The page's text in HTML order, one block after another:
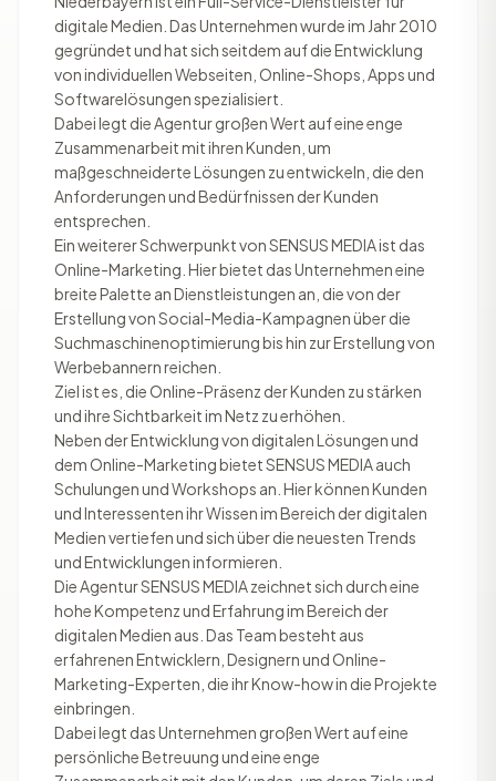
digitale Medien. Das Unternehmen wurde im Jahr 2010
gegründet und hat sich seitdem auf die Entwicklung
von individuellen Webseiten, Online-Shops, Apps und
Softwarelösungen spezialisiert.
Dabei legt die Agentur großen Wert auf eine enge
Zusammenarbeit mit ihren Kunden, um
maßgeschneiderte Lösungen zu entwickeln, die den
Anforderungen und Bedürfnissen der Kunden
entsprechen.
Ein weiterer Schwerpunkt von SENSUS MEDIA ist das
Online-Marketing. Hier bietet das Unternehmen eine
breite Palette an Dienstleistungen an, die von der
Erstellung von Social-Media-Kampagnen über die
Suchmaschinenoptimierung bis hin zur Erstellung von
Werbebannern reichen.
Ziel ist es, die Online-Präsenz der Kunden zu stärken
und ihre Sichtbarkeit im Netz zu erhöhen.
Neben der Entwicklung von digitalen Lösungen und
dem Online-Marketing bietet SENSUS MEDIA auch
Schulungen und Workshops an. Hier können Kunden
und Interessenten ihr Wissen im Bereich der digitalen
Medien vertiefen und sich über die neuesten Trends
und Entwicklungen informieren.
Die Agentur SENSUS MEDIA zeichnet sich durch eine
hohe Kompetenz und Erfahrung im Bereich der
digitalen Medien aus. Das Team besteht aus
erfahrenen Entwicklern, Designern und Online-
Marketing-Experten, die ihr Know-how in die Projekte
einbringen.
Dabei legt das Unternehmen großen Wert auf eine
persönliche Betreuung und eine enge